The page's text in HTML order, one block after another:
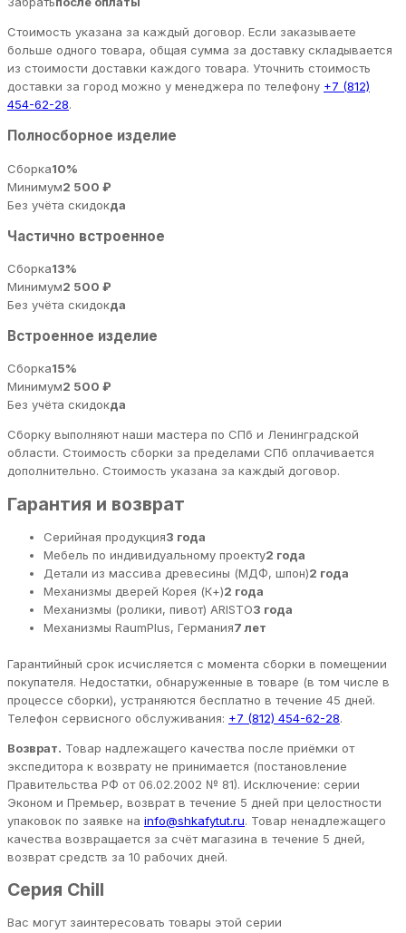
Стоимость указана за каждый договор. Если заказываете
больше одного товара, общая сумма за доставку складывается
из стоимости доставки каждого товара. Уточнить стоимость
доставки за город можно у менеджера по телефону +7 (812)
454-62-28.
Полносборное изделие
Сборка10%
Минимум2 500 ₽
Без учёта скидокда
Частично встроенное
Сборка13%
Минимум2 500 ₽
Без учёта скидокда
Встроенное изделие
Сборка15%
Минимум2 500 ₽
Без учёта скидокда
Сборку выполняют наши мастера по СПб и Ленинградской
области. Стоимость сборки за пределами СПб оплачивается
дополнительно. Стоимость указана за каждый договор.
Гарантия и возврат
Серийная продукция3 года
Мебель по индивидуальному проекту2 года
Детали из массива древесины (МДФ, шпон)2 года
Механизмы дверей Корея (К+)2 года
Механизмы (ролики, пивот) ARISTO3 года
Механизмы RaumPlus, Германия7 лет
Гарантийный срок исчисляется с момента сборки в помещении
покупателя. Недостатки, обнаруженные в товаре (в том числе в
процессе сборки), устраняются бесплатно в течение 45 дней.
Телефон сервисного обслуживания: +7 (812) 454-62-28.
Возврат. Товар надлежащего качества после приёмки от
экспедитора к возврату не принимается (постановление
Правительства РФ от 06.02.2002 № 81). Исключение: серии
Эконом и Премьер, возврат в течение 5 дней при целостности
упаковок по заявке на info@shkafytut.ru. Товар ненадлежащего
качества возвращается за счёт магазина в течение 5 дней,
возврат средств за 10 рабочих дней.
Серия Chill
Вас могут заинтересовать товары этой серии